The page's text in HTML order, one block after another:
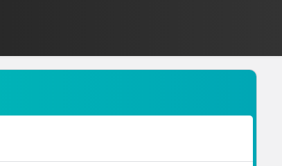
Gece modunu seçin.